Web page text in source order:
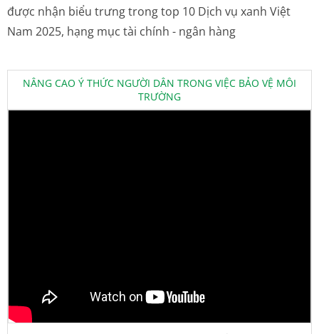
được nhận biểu trưng trong top 10 Dịch vụ xanh Việt
Nam 2025, hạng mục tài chính - ngân hàng
NÂNG CAO Ý THỨC NGƯỜI DÂN TRONG VIỆC BẢO VỆ MÔI
TRƯỜNG